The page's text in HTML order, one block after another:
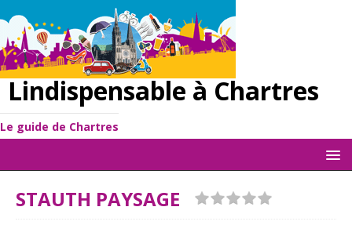
Lindispensable à Chartres
Le guide de Chartres
STAUTH PAYSAGE